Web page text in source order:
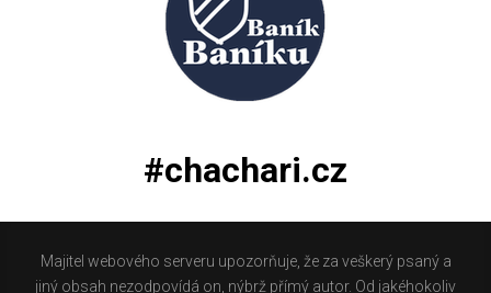
#chachari.cz
Majitel webového serveru upozorňuje, že za veškerý psaný a
jiný obsah nezodpovídá on, nýbrž přímý autor. Od jakéhokoliv